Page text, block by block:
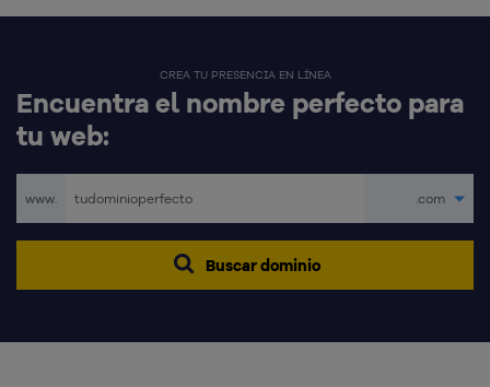
CREA TU PRESENCIA EN LÍNEA
Encuentra el nombre perfecto para
tu web:
www. .com
Buscar dominio